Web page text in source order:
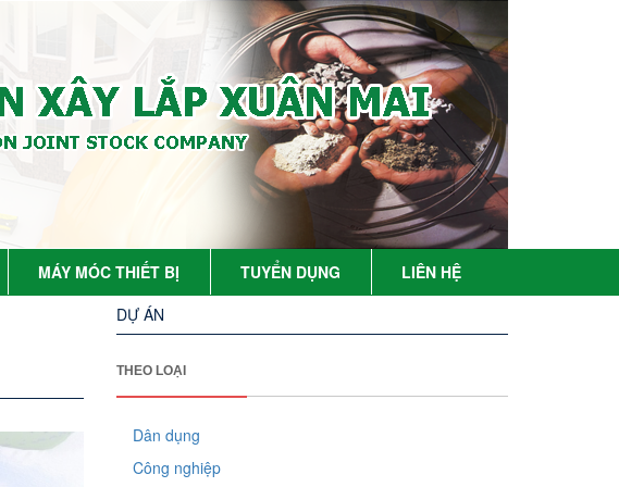
MÁY MÓC THIẾT BỊ TUYỂN DỤNG LIÊN HỆ
DỰ ÁN
THEO LOẠI
Dân dụng
Công nghiệp